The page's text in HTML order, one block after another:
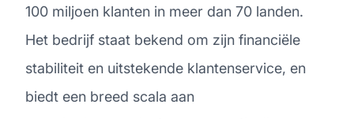
100 miljoen klanten in meer dan 70 landen.
Het bedrijf staat bekend om zijn financiële
stabiliteit en uitstekende klantenservice, en
biedt een breed scala aan